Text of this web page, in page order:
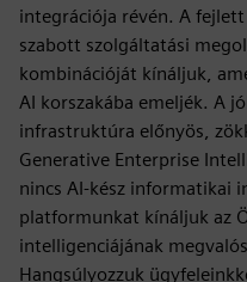
integrációja révén. A
szabott szolgáltatási
kombinációját kínáljuk,
AI korszakába emeljék. A
infrastruktúra előnyös,
Generative Enterprise
nincs AI-kész informatikai
platformunkat kínáljuk az
intelligenciájának
Hangsúlyozzuk